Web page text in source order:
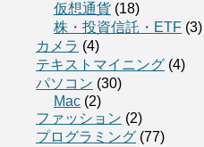
仮想通貨 (18)
株・投資信託・ETF (3)
カメラ (4)
テキストマイニング (4)
パソコン (30)
Mac (2)
ファッション (2)
プログラミング (77)